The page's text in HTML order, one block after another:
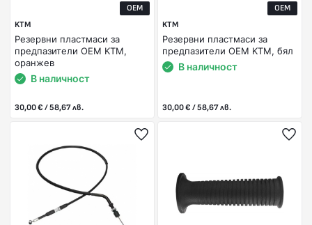
OEM
KTM
Резервни пластмаси за
предпазители OEM KTM,
оранжев
В наличност
30,00 € / 58,67 лв.
OEM
KTM
Резервни пластмаси за
предпазители OEM KTM, бял
В наличност
30,00 € / 58,67 лв.